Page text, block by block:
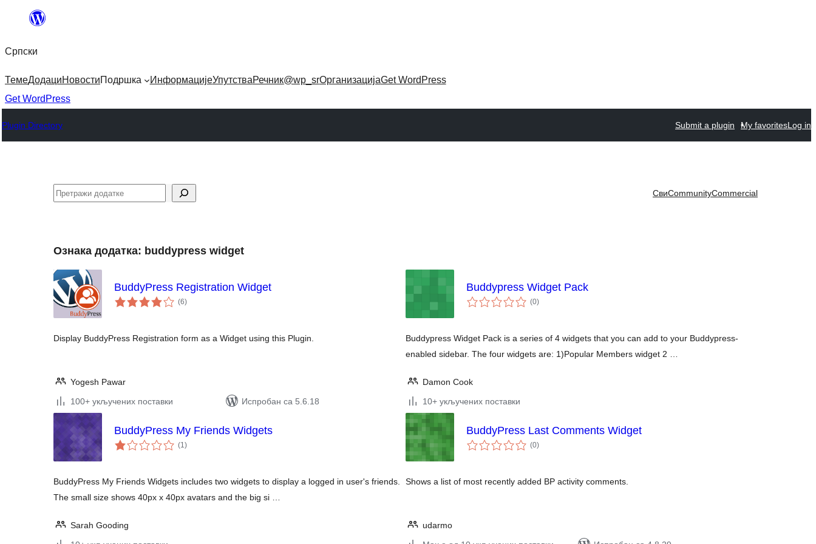
Скочи
садржај
Српски
ТемеДодациНовостиПодршка ИнформацијеУпутстваРечник@wp_srОрганизацијаGet WordPress
Get WordPress
Plugin Directory Submit a plugin My favoritesLog in
Претрага СвиCommunityCommercial
Ознака додатка: buddypress widget
BuddyPress Registration Widget
(6укупних
оцена
)
Display BuddyPress Registration form as a Widget using this Plugin.
Yogesh Pawar
100+ укључених поставки
Испробан са 5.6.18
Buddypress Widget Pack
(0укупних
оцена
)
Buddypress Widget Pack is a series of 4 widgets that you can add to your Buddypress-
enabled sidebar. The four widgets are: 1)Popular Members widget 2 …
Damon Cook
10+ укључених поставки
BuddyPress My Friends Widgets
(1укупних
оцена
)
BuddyPress My Friends Widgets includes two widgets to display a logged in user's friends.
The small size shows 40px x 40px avatars and the big si …
Sarah Gooding
BuddyPress Last Comments Widget
(0укупних
оцена
)
Shows a list of most recently added BP activity comments.
udarmo